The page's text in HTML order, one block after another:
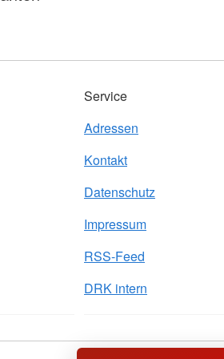
Service
Adressen
Kontakt
Datenschutz
Impressum
RSS-Feed
DRK intern